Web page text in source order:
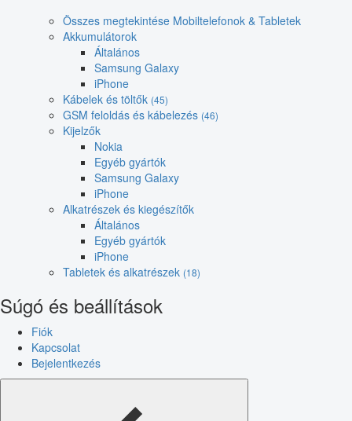
Összes megtekintése Mobiltelefonok & Tabletek
Akkumulátorok
Általános
Samsung Galaxy
iPhone
Kábelek és töltők (45)
GSM feloldás és kábelezés (46)
Kijelzők
Nokia
Egyéb gyártók
Samsung Galaxy
iPhone
Alkatrészek és kiegészítők
Általános
Egyéb gyártók
iPhone
Tabletek és alkatrészek (18)
Súgó és beállítások
Fiók
Kapcsolat
Bejelentkezés